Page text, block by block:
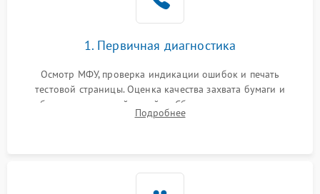
1. Первичная диагностика
Осмотр МФУ, проверка индикации ошибок и печать
тестовой страницы. Оценка качества захвата бумаги и
работы сканирующей линейки. Сбор данных о замятиях,
дефектах изображения или посторонних шумах при работе.
Подробнее